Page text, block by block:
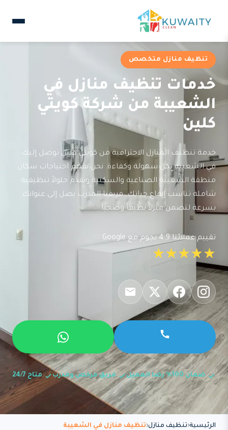
تنظيف منازل متخصص
خدمات تنظيف منازل في
الشعيبة من شركة كويتي
كلين
خدمة تنظيف المنازل الاحترافية من كويتي كلين توصل إليك
في الشعيبة بكل سهولة وكفاءة. نحن نفهم احتياجات سكان
منطقة الشعيبة الصناعية والسكنية ونقدم حلولاً تنظيفية
شاملة تناسب إيقاع حياتك. فريقنا المدرب يصل إلى عنوانك
بسرعة لتضمن منزلاً نظيفاً وصحياً.
تقييم عملائنا 4.9 نجوم مع Google
★★★★★
ضمان 100% رضا العميل فريق مرخص ومدرب متاح 24/7
الرئيسية تنظيف منازل تنظيف منازل في الشعيبة